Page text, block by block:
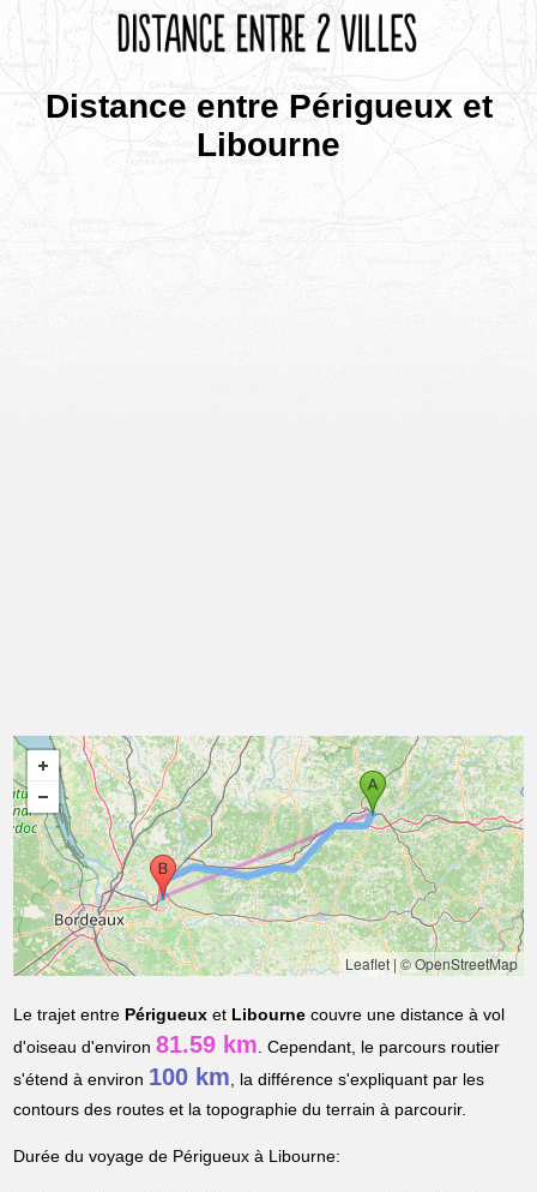
Distance entre Périgueux et
Libourne
Leaflet|© OpenStreetMap
Le trajet entre Périgueux et Libourne couvre une distance à vol
d'oiseau d'environ81.59 km. Cependant, le parcours routier
s'étend à environ 100 km, la différence s'expliquant par les
contours des routes et la topographie du terrain à parcourir.
Durée du voyage de Périgueux à Libourne: